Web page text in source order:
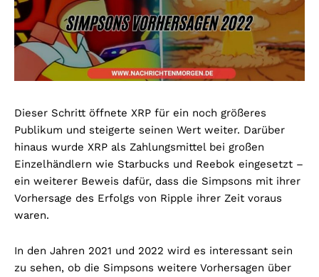
Dieser Schritt öffnete XRP für ein noch größeres
Publikum und steigerte seinen Wert weiter. Darüber
hinaus wurde XRP als Zahlungsmittel bei großen
Einzelhändlern wie Starbucks und Reebok eingesetzt –
ein weiterer Beweis dafür, dass die Simpsons mit ihrer
Vorhersage des Erfolgs von Ripple ihrer Zeit voraus
waren.
In den Jahren 2021 und 2022 wird es interessant sein
zu sehen, ob die Simpsons weitere Vorhersagen über